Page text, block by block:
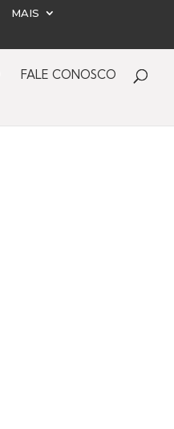
MAIS
FALE CONOSCO